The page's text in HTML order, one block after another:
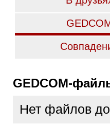
GEDCOM-
Нет файлов